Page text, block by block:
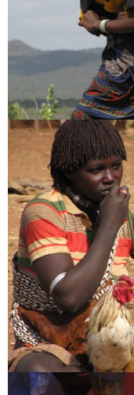
Fotók Kelet Afrika
[:en]My Tour
Etiópia fotó
utazás utazás